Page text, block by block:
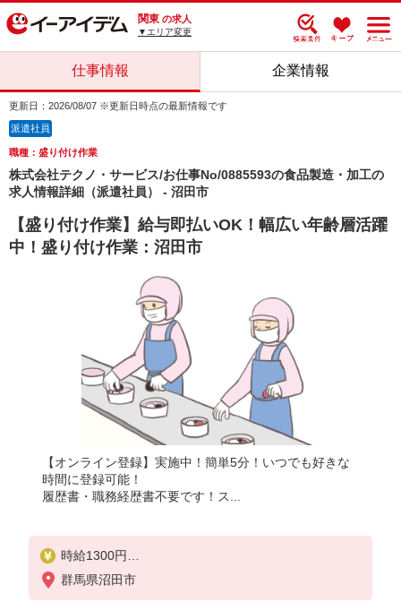
関東 の求人
▼エリア変更
仕事情報 企業情報
更新日：2026/08/07 ※更新日時点の最新情報です
派遣社員
職種：盛り付け作業
株式会社テクノ・サービス/お仕事No/0885593の食品製造・加工の
求人情報詳細（派遣社員） - 沼田市
【盛り付け作業】給与即払いOK！幅広い年齢層活躍
中！盛り付け作業：沼田市
【オンライン登録】実施中！簡単5分！いつでも好きな
時間に登録可能！
履歴書・職務経歴書不要です！ス...
時給1300円
月収例：109、000円（月収例21日実働）（残業・休
日出勤手当て等が含まれています）
群馬県沼田市